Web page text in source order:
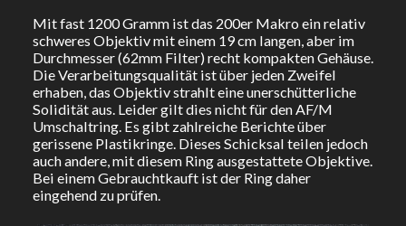
Mit fast 1200 Gramm ist das 200er Makro ein relativ
schweres Objektiv mit einem 19 cm langen, aber im
Durchmesser (62mm Filter) recht kompakten Gehäuse.
Die Verarbeitungsqualität ist über jeden Zweifel
erhaben, das Objektiv strahlt eine unerschütterliche
Solidität aus. Leider gilt dies nicht für den AF/M
Umschaltring. Es gibt zahlreiche Berichte über
gerissene Plastikringe. Dieses Schicksal teilen jedoch
auch andere, mit diesem Ring ausgestattete Objektive.
Bei einem Gebrauchtkauft ist der Ring daher
eingehend zu prüfen.